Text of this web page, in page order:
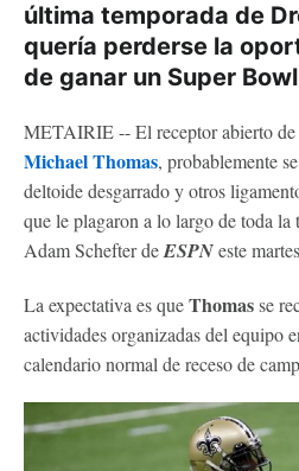
última temporada de
quería perderse la
de ganar un Super
METAIRIE -- El receptor abierto de
Michael Thomas, probablemente
deltoide desgarrado y otros
que le plagaron a lo largo de toda la
Adam Schefter deESPNeste
La expectativa es queThomasse
actividades organizadas del equipo
calendario normal de receso de